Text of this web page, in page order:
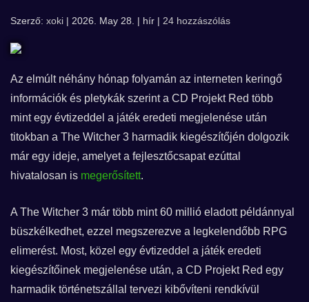
Szerző: xoki | 2026. May 28. | hír | 24 hozzászólás
Az elmúlt néhány hónap folyamán az interneten keringő
információk és pletykák szerint a CD Projekt Red több
mint egy évtizeddel a játék eredeti megjelenése után
titokban a The Witcher 3 harmadik kiegészítőjén dolgozik
már egy ideje, amelyet a fejlesztőcsapat ezúttal
hivatalosan is megerősített.
A The Witcher 3 már több mint 60 millió eladott példánnyal
büszkélkedhet, ezzel megszerezve a legkelendőbb RPG
elimerést. Most, közel egy évtizeddel a játék eredeti
kiegészítőinek megjelenése után, a CD Projekt Red egy
harmadik történetszállal tervezi kibővíteni rendkívül